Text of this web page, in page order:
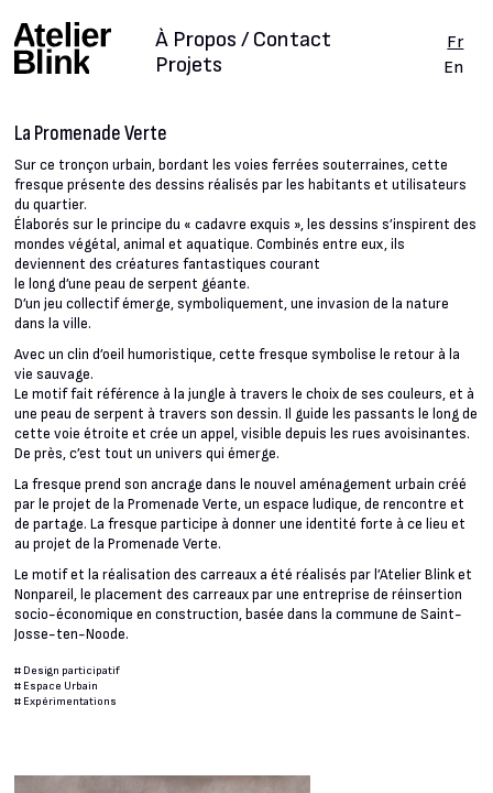
Projets
À Propos / Contact
Fr
En
La Promenade Verte
Sur ce tronçon urbain, bordant les voies ferrées souterraines, cette
fresque présente des dessins réalisés par les habitants et utilisateurs
du quartier.
Élaborés sur le principe du « cadavre exquis », les dessins s’inspirent des
mondes végétal, animal et aquatique. Combinés entre eux, ils
deviennent des créatures fantastiques courant
le long d’une peau de serpent géante.
D’un jeu collectif émerge, symboliquement, une invasion de la nature
dans la ville.
Avec un clin d’oeil humoristique, cette fresque symbolise le retour à la
vie sauvage.
Le motif fait référence à la jungle à travers le choix de ses couleurs, et à
une peau de serpent à travers son dessin. Il guide les passants le long de
cette voie étroite et crée un appel, visible depuis les rues avoisinantes.
De près, c’est tout un univers qui émerge.
La fresque prend son ancrage dans le nouvel aménagement urbain créé
par le projet de la Promenade Verte, un espace ludique, de rencontre et
de partage. La fresque participe à donner une identité forte à ce lieu et
au projet de la Promenade Verte.
Le motif et la réalisation des carreaux a été réalisés par l’Atelier Blink et
Nonpareil, le placement des carreaux par une entreprise de réinsertion
socio-économique en construction, basée dans la commune de Saint-
Josse-ten-Noode.
# Design participatif
# Espace Urbain
# Expérimentations